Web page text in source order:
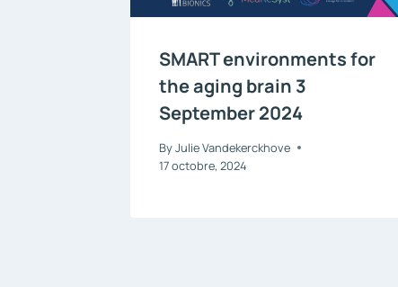
SMART environments for
the aging brain 3
September 2024
ByJulie Vandekerckhove
17 octobre, 2024